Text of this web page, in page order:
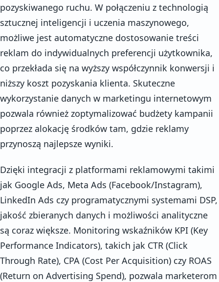
pozyskiwanego ruchu. W połączeniu z technologią
sztucznej inteligencji i uczenia maszynowego,
możliwe jest automatyczne dostosowanie treści
reklam do indywidualnych preferencji użytkownika,
co przekłada się na wyższy współczynnik konwersji i
niższy koszt pozyskania klienta. Skuteczne
wykorzystanie danych w marketingu internetowym
pozwala również zoptymalizować budżety kampanii
poprzez alokację środków tam, gdzie reklamy
przynoszą najlepsze wyniki.
Dzięki integracji z platformami reklamowymi takimi
jak Google Ads, Meta Ads (Facebook/Instagram),
LinkedIn Ads czy programatycznymi systemami DSP,
jakość zbieranych danych i możliwości analityczne
są coraz większe. Monitoring wskaźników KPI (Key
Performance Indicators), takich jak CTR (Click
Through Rate), CPA (Cost Per Acquisition) czy ROAS
(Return on Advertising Spend), pozwala marketerom